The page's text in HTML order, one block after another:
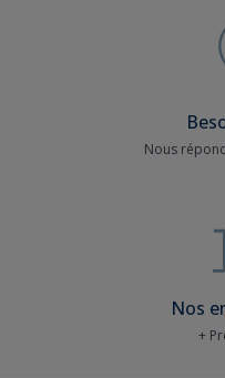
Nous
Nos
+